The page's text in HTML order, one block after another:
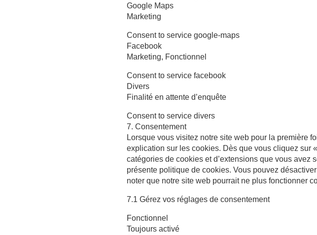
Google Maps
Marketing
Consent to service google-maps
Facebook
Marketing, Fonctionnel
Consent to service facebook
Divers
Finalité en attente d’enquête
Consent to service divers
7. Consentement
Lorsque vous visitez notre site web pour la première
explication sur les cookies. Dès que vous cliquez sur
catégories de cookies et d’extensions que vous
présente politique de cookies. Vous pouvez
noter que notre site web pourrait ne plus fonctionner
7.1 Gérez vos réglages de consentement
Fonctionnel
Toujours activé